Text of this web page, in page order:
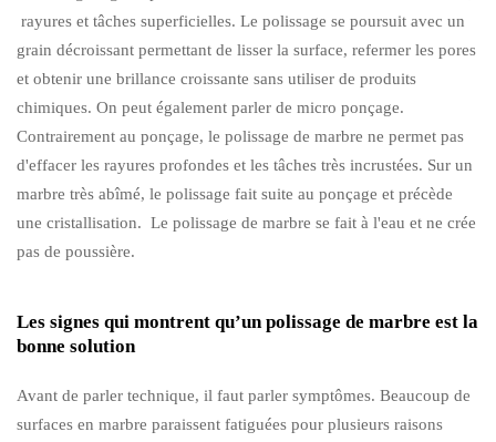
rayures et tâches superficielles. Le polissage se poursuit avec un
grain décroissant permettant de lisser la surface, refermer les pores
et obtenir une brillance croissante sans utiliser de produits
chimiques. On peut également parler de micro ponçage.
Contrairement au ponçage, le polissage de marbre ne permet pas
d'effacer les rayures profondes et les tâches très incrustées. Sur un
marbre très abîmé, le polissage fait suite au ponçage et précède
une cristallisation. Le polissage de marbre se fait à l'eau et ne crée
pas de poussière.
Les signes qui montrent qu’un polissage de marbre est la
bonne solution
Avant de parler technique, il faut parler symptômes. Beaucoup de
surfaces en marbre paraissent fatiguées pour plusieurs raisons